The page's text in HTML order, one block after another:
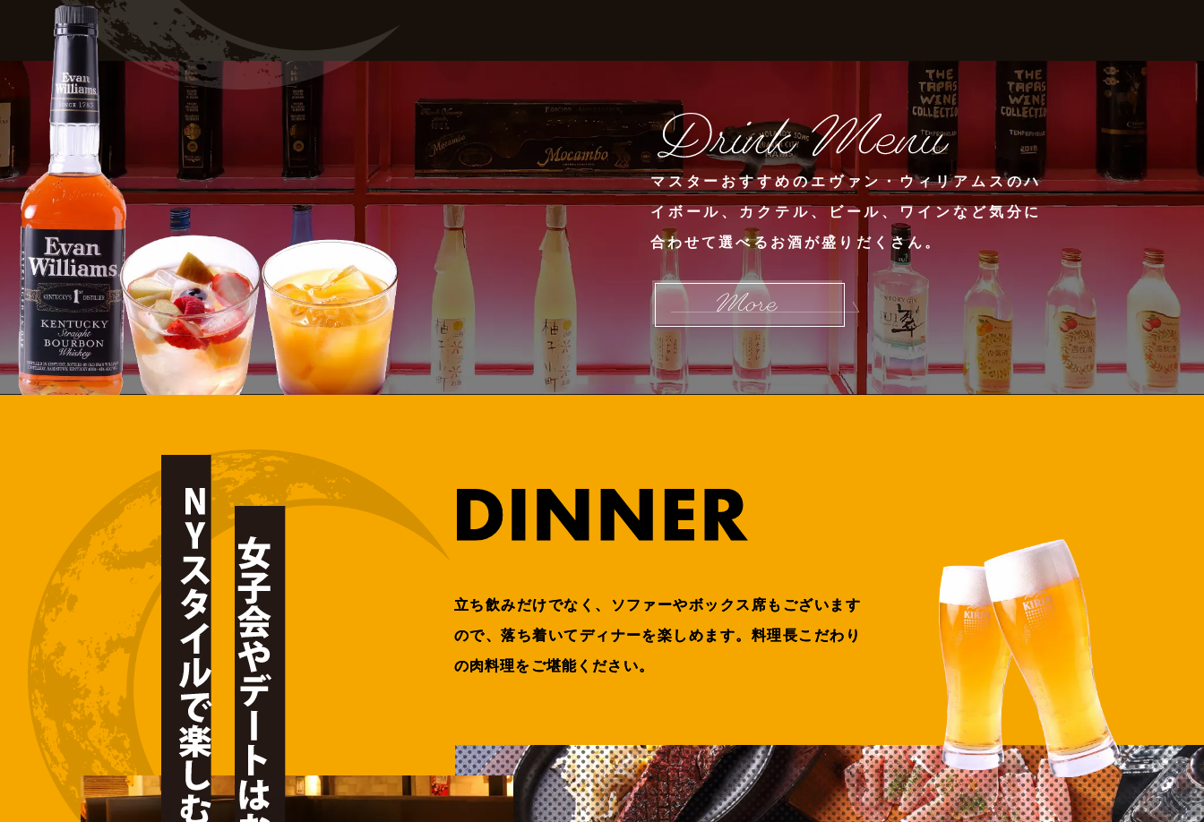
マスターおすすめのエヴァン・ウィリアムスのハ
イボール、カクテル、ビール、ワインなど気分に
合わせて選べるお酒が盛りだくさん。
立ち飲みだけでなく、ソファーやボックス席もございます
ので、落ち着いてディナーを楽しめます。料理長こだわり
の肉料理をご堪能ください。